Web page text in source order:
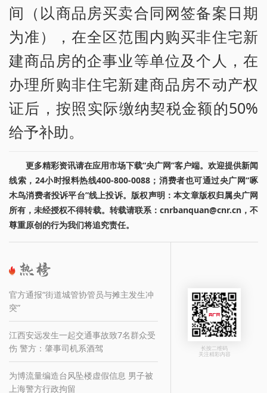
间（以商品房买卖合同网签备案日期
为准），在全区范围内购买非住宅新
建商品房的企事业等单位及个人，在
办理所购非住宅新建商品房不动产权
证后，按照实际缴纳契税金额的50%
给予补助。
更多精彩资讯请在应用市场下载“央广网”客户端。欢迎提供新闻
线索，24小时报料热线400-800-0088；消费者也可通过央广网“啄
木鸟消费者投诉平台”线上投诉。版权声明：本文章版权归属央广网
所有，未经授权不得转载。转载请联系：cnrbanquan@cnr.cn，不
尊重原创的行为我们将追究责任。
官方通报“街道城管协管员与摊主发生冲
突”
江西安远发生一起交通事故致7名群众受
伤 警方：肇事司机系酒驾
为博流量编造台风坠楼虚假信息 男子被
上海警方行政拘留
长按二维码
关注精彩内容